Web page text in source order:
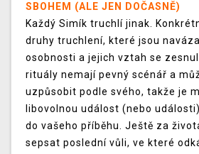
SBOHEM (ALE JEN DOČASNĚ)
Každý Simík truchlí jinak.
druhy truchlení, které jsou
osobnosti a jejich vztah se
rituály nemají pevný scénář a
uzpůsobit podle svého, takže je
libovolnou událost (nebo
do vašeho příběhu. Ještě za
sepsat poslední vůli, ve které